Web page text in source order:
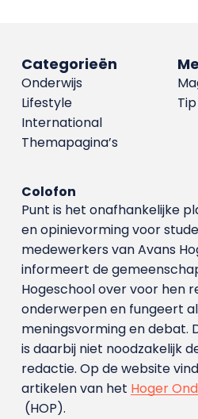
Categorieën
Onderwijs
Lifestyle
International
Themapagina’s
Colofon
Punt is het onafhankelijke
en opinievorming voor
medewerkers van Avans
informeert de
Hogeschool over voor hen
onderwerpen en fungeert
meningsvorming en debat.
is daarbij niet noodzakelijk
redactie. Op de website
artikelen van het Hoger
(HOP).